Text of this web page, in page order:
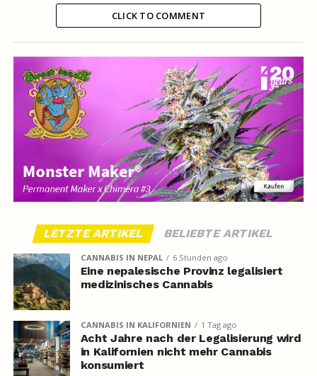
CLICK TO COMMENT
LETZTE ARTIKEL BELIEBTE ARTIKEL
CANNABIS IN NEPAL 6 Stunden ago
Eine nepalesische Provinz legalisiert
medizinisches Cannabis
CANNABIS IN KALIFORNIEN 1 Tag ago
Acht Jahre nach der Legalisierung wird
in Kalifornien nicht mehr Cannabis
konsumiert